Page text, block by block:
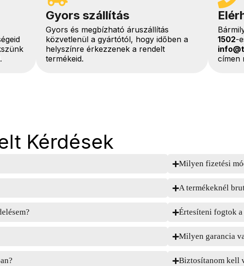
Gyors szállítás
Gyors és megbízható áruszállítás
közvetlenül a gyártótól, hogy időben a
helyszínre érkezzenek a rendelt
termékeid.
1502-
címen
Kérdések
Milyen fizetési
A termékeknél
Értesíteni fogtok
Milyen garancia
Biztosítanom kell